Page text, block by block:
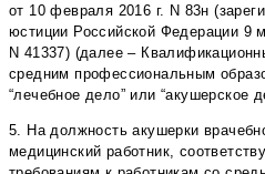
от 10 февраля 2016 г. N 83н
юстиции Российской Федерации 9
N 41337) (далее –
средним профессиональным
“лечебное дело” или “акушерское
5. На должность акушерки
медицинский работник,